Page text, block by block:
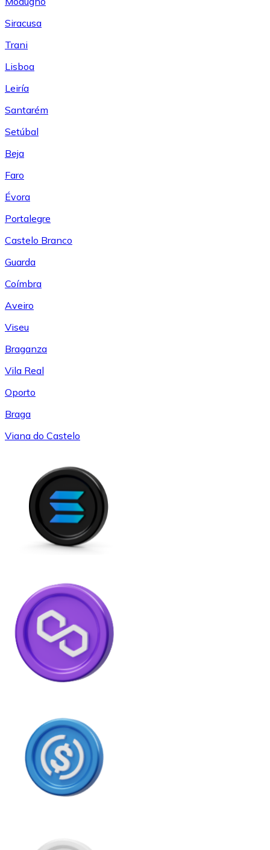
Siracusa
Trani
Lisboa
Leiría
Santarém
Setúbal
Beja
Faro
Évora
Portalegre
Castelo Branco
Guarda
Coímbra
Aveiro
Viseu
Braganza
Vila Real
Oporto
Braga
Viana do Castelo